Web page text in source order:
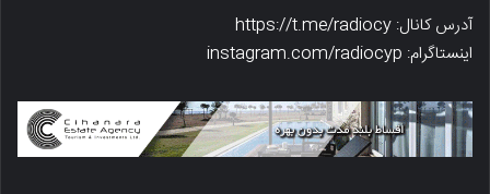
آدرس کانال: https://t.me/radiocy
اینستاگرام: instagram.com/radiocyp